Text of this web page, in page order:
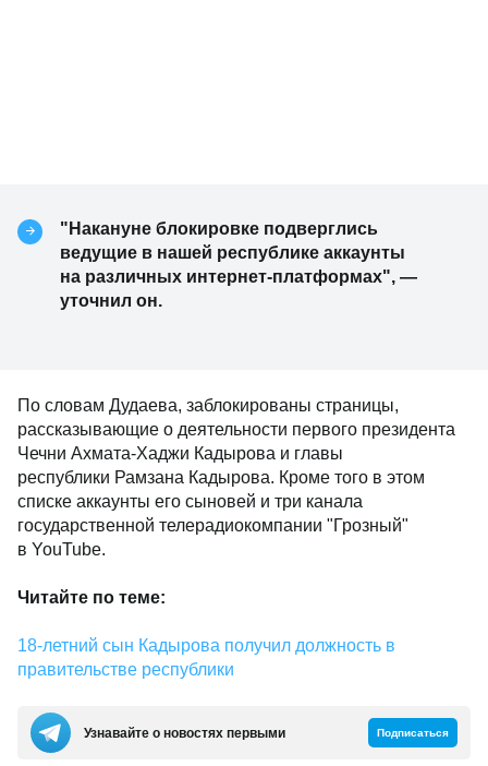
"Накануне блокировке подверглись
ведущие в нашей республике аккаунты
на различных интернет-платформах", —
уточнил он.
По словам Дудаева, заблокированы страницы,
рассказывающие о деятельности первого президента
Чечни Ахмата-Хаджи Кадырова и главы
республики Рамзана Кадырова. Кроме того в этом
списке аккаунты его сыновей и три канала
государственной телерадиокомпании "Грозный"
в YouTube.
Читайте по теме:
18-летний сын Кадырова получил должность в
правительстве республики
Узнавайте о новостях первыми Подписаться